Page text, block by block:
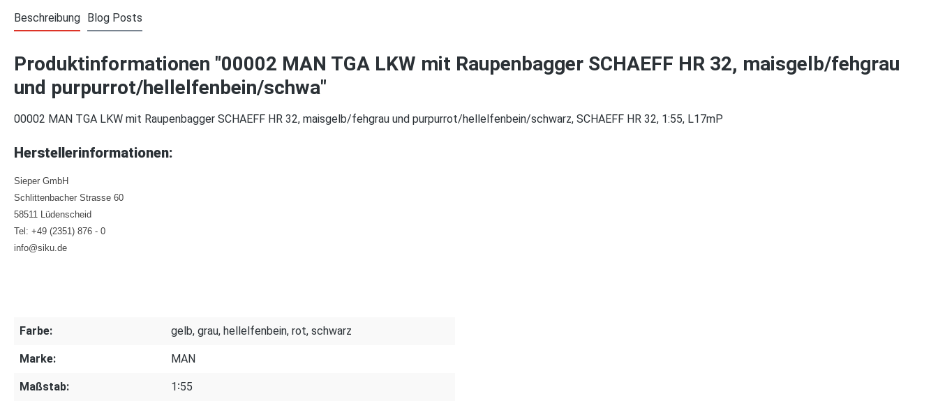
Beschreibung Blog Posts
Produktinformationen "00002 MAN TGA LKW mit Raupenbagger SCHAEFF HR 32, maisgelb/fehgrau
und purpurrot/hellelfenbein/schwa"
00002 MAN TGA LKW mit Raupenbagger SCHAEFF HR 32, maisgelb/fehgrau und purpurrot/hellelfenbein/schwarz, SCHAEFF HR 32, 1:55, L17mP
Herstellerinformationen:
Sieper GmbH
Schlittenbacher Strasse 60
58511 Lüdenscheid
Tel: +49 (2351) 876 - 0
info@siku.de
Farbe: gelb, grau, hellelfenbein, rot, schwarz
Marke: MAN
Maßstab: 1∶55